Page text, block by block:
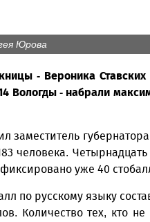
Юрова
- Вероника
Вологды - набрали
заместитель
человека.
уже 40
по русскому языку
Количество тех, кто